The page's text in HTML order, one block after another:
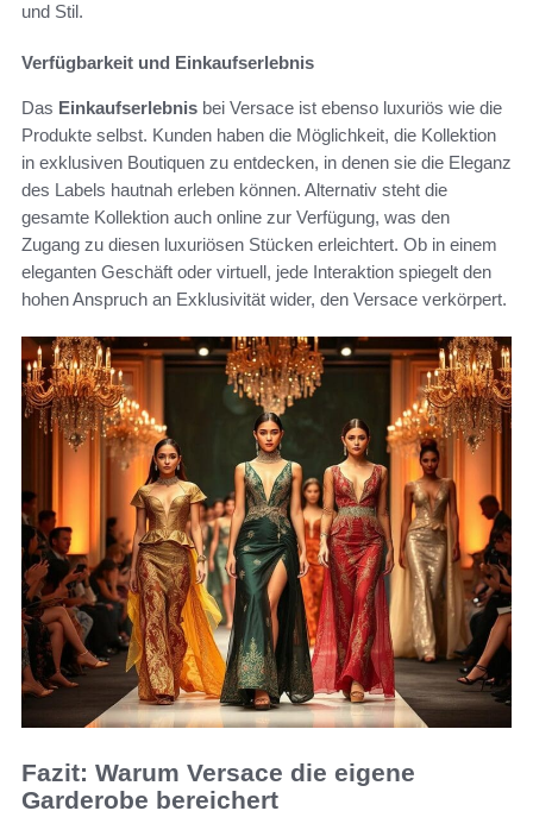
und Stil.
Verfügbarkeit und Einkaufserlebnis
Das Einkaufserlebnis bei Versace ist ebenso luxuriös wie die
Produkte selbst. Kunden haben die Möglichkeit, die Kollektion
in exklusiven Boutiquen zu entdecken, in denen sie die Eleganz
des Labels hautnah erleben können. Alternativ steht die
gesamte Kollektion auch online zur Verfügung, was den
Zugang zu diesen luxuriösen Stücken erleichtert. Ob in einem
eleganten Geschäft oder virtuell, jede Interaktion spiegelt den
hohen Anspruch an Exklusivität wider, den Versace verkörpert.
Fazit: Warum Versace die eigene
Garderobe bereichert